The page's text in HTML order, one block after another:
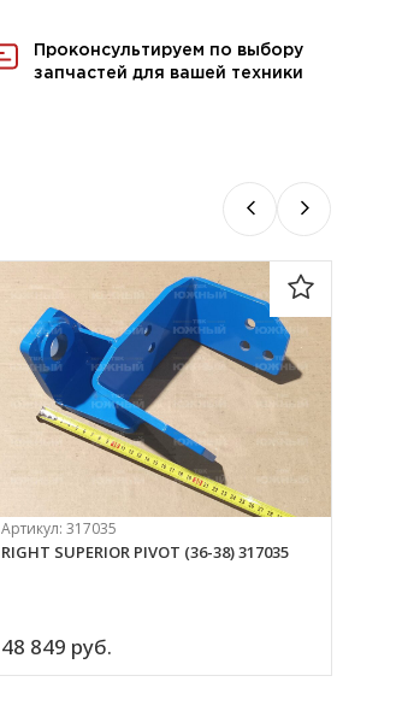
Проконсультируем по выбору
запчастей для вашей техники
Артикул: 317035
RIGHT SUPERIOR PIVOT (36-38) 317035
48 849 руб.